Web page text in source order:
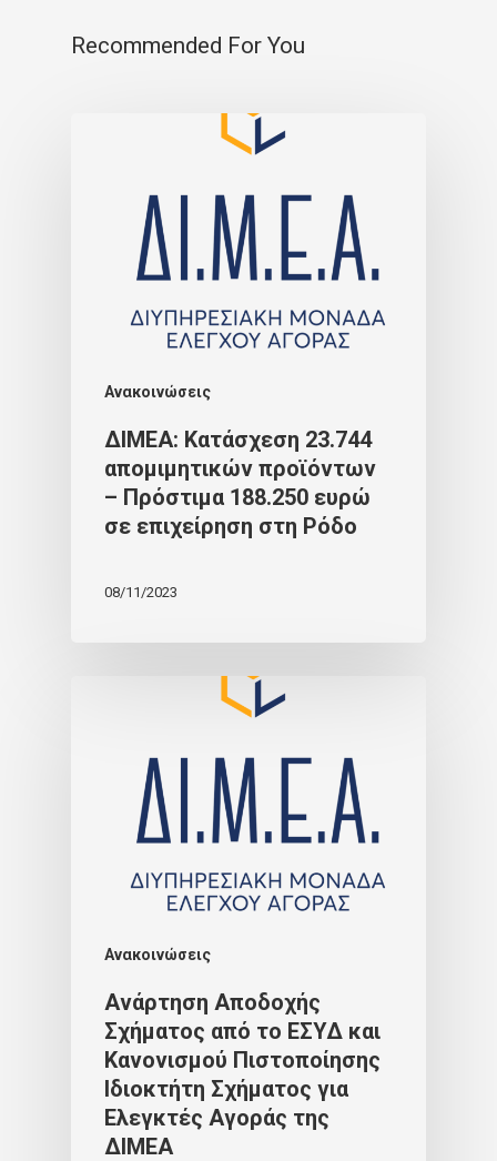
Recommended For You
Ανακοινώσεις
ΔΙΜΕΑ: Κατάσχεση 23.744
απομιμητικών προϊόντων
– Πρόστιμα 188.250 ευρώ
σε επιχείρηση στη Ρόδο
08/11/2023
Ανακοινώσεις
Ανάρτηση Αποδοχής
Σχήματος από το ΕΣΥΔ και
Κανονισμού Πιστοποίησης
Ιδιοκτήτη Σχήματος για
Ελεγκτές Αγοράς της
ΔΙΜΕΑ